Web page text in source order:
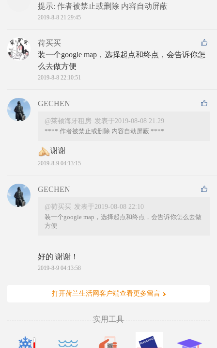
提示: 作者被禁止或删除 内容自动屏蔽
2019-8-8 21:29:45
荷买买
装一个google map，选择起点和终点，会告诉你怎
么去做方便
2019-8-8 22:10:51
GECHEN
@莱顿海牙租房 发表于2019-08-08 21:29
**** 作者被禁止或删除 内容自动屏蔽 ****
谢谢
2019-8-9 04:13:15
GECHEN
@荷买买 发表于2019-08-08 22:10
装一个google map，选择起点和终点，会告诉你怎么去做
方便
好的 谢谢！
2019-8-9 04:13:58
打开荷兰生活网客户端查看更多留言
实用工具